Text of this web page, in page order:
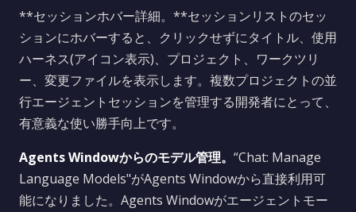
**セッションホバー詳細。**セッションリストのセッ
ションにホバーすると、クリックせずにタイトル、使用
ハーネス(アイコン表示)、プロジェクト、ワークツリ
ー、変更ファイルを表示します。複数プロジェクトの並
行エージェントセッションを管理する開発者にとって、
有意義な使い勝手向上です。
Agents Windowからのモデル管理。 “Chat: Manage
Language Models"がAgents Windowから直接利用可
能になりました。Agents Windowがエージェントモー